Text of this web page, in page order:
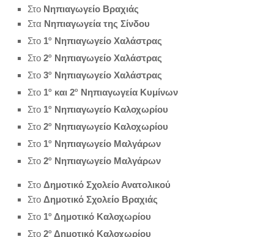
Στο Νηπιαγωγείο Βραχιάς
Στα Νηπιαγωγεία της Σίνδου
Στο 1ο Νηπιαγωγείο Χαλάστρας
Στο 2ο Νηπιαγωγείο Χαλάστρας
Στο 3ο Νηπιαγωγείο Χαλάστρας
Στο 1ο και 2ο Νηπιαγωγεία Κυμίνων
Στο 1ο Νηπιαγωγείο Καλοχωρίου
Στο 2ο Νηπιαγωγείο Καλοχωρίου
Στο 1ο Νηπιαγωγείο Μαλγάρων
Στο 2ο Νηπιαγωγείο Μαλγάρων
Στο Δημοτικό Σχολείο Ανατολικού
Στο Δημοτικό Σχολείο Βραχιάς
Στο 1ο Δημοτικό Καλοχωρίου
Στο 2ο Δημοτικό Καλοχωρίου